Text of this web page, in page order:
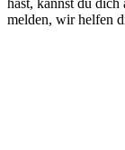
hast, kannst du
melden, wir helfen